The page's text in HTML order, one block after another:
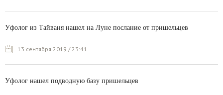
Уфолог из Тайваня нашел на Луне послание от пришельцев
13 сентября 2019 / 23:41
Уфолог нашел подводную базу пришельцев